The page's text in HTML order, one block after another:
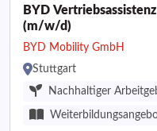
BYD
(m/w/d)
BYD Mobility GmbH
Stuttgart
Nachhaltiger